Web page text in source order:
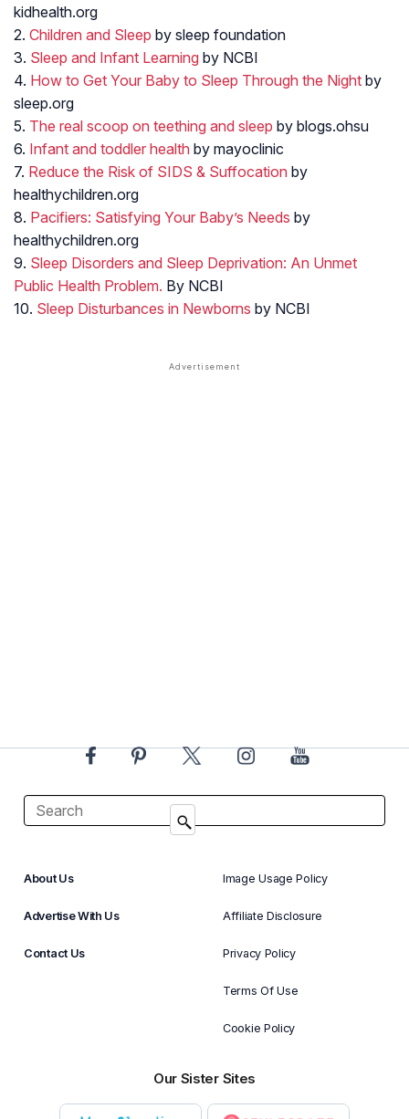
kidhealth.org
2. Children and Sleep by sleep foundation
3. Sleep and Infant Learning by NCBI
4. How to Get Your Baby to Sleep Through the Night by
sleep.org
5. The real scoop on teething and sleep by blogs.ohsu
6. Infant and toddler health by mayoclinic
7. Reduce the Risk of SIDS & Suffocation by
healthychildren.org
8. Pacifiers: Satisfying Your Baby’s Needs by
healthychildren.org
9. Sleep Disorders and Sleep Deprivation: An Unmet
Public Health Problem. By NCBI
10. Sleep Disturbances in Newborns by NCBI
About Us
Advertise With Us
Contact Us
Image Usage Policy
Affiliate Disclosure
Privacy Policy
Terms Of Use
Cookie Policy
Our Sister Sites